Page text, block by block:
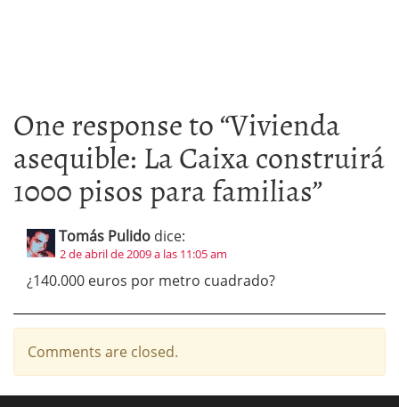
One response to “Vivienda
asequible: La Caixa construirá
1000 pisos para familias”
Tomás Pulido dice:
2 de abril de 2009 a las 11:05 am
¿140.000 euros por metro cuadrado?
Comments are closed.